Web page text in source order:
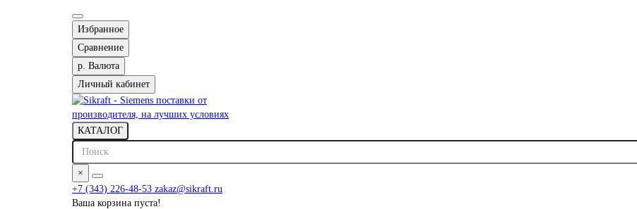
Избранное
Сравнение
р. Валюта
Личный кабинет
КАТАЛОГ
×
+7 (343) 226-48-53 zakaz@sikraft.ru
Ваша корзина пуста!